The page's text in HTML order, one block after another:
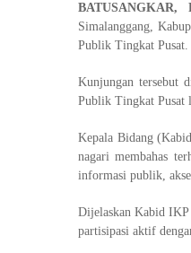
BATUSANGKAR,
Simalanggang,
Publik Tingkat Pusat.
Kunjungan tersebut
Publik Tingkat Pusat
Kepala Bidang
nagari membahas
informasi publik,
Dijelaskan Kabid
partisipasi aktif